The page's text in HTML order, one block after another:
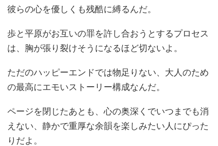
彼らの心を優しくも残酷に縛るんだ。
歩と平原がお互いの罪を許し合おうとするプロセス
は、胸が張り裂けそうになるほど切ないよ。
ただのハッピーエンドでは物足りない、大人のため
の最高にエモいストーリー構成なんだ。
ページを閉じたあとも、心の奥深くでいつまでも消
えない、静かで重厚な余韻を楽しみたい人にぴった
りだよ。